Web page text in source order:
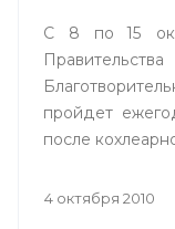
С 8 по 15
пройдет
после
4 октября 2010